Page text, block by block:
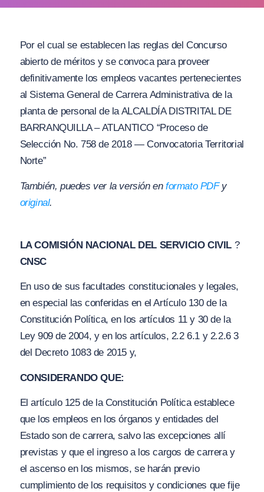
Por el cual se establecen las reglas del Concurso
abierto de méritos y se convoca para proveer
definitivamente los empleos vacantes pertenecientes
al Sistema General de Carrera Administrativa de la
planta de personal de la ALCALDÍA DISTRITAL DE
BARRANQUILLA – ATLANTICO “Proceso de
Selección No. 758 de 2018 — Convocatoria Territorial
Norte”
También, puedes ver la versión en formato PDFy
original.
LA COMISIÓN NACIONAL DEL SERVICIO CIVIL ?
CNSC
En uso de sus facultades constitucionales y legales,
en especial las conferidas en el Artículo 130 de la
Constitución Política, en los artículos 11y 30 de la
Ley 909 de 2004, y en los artículos, 2.2 6.1 y 2.2.6 3
del Decreto 1083 de 2015 y,
CONSIDERANDO QUE:
El artículo 125 de la Constitución Política establece
que los empleos en los órganos y entidades del
Estado son de carrera, salvo las excepciones allí
previstas y que el ingreso a los cargos de carrera y
el ascenso en los mismos, se harán previo
cumplimiento de los requisitos y condiciones que fije